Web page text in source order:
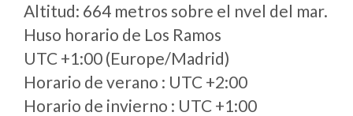
Altitud: 664 metros sobre el nvel del mar.
Huso horario de Los Ramos
UTC +1:00 (Europe/Madrid)
Horario de verano : UTC +2:00
Horario de invierno : UTC +1:00